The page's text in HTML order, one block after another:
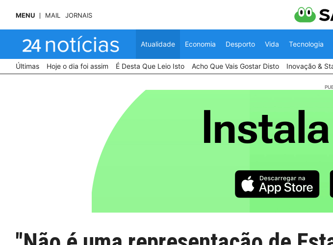
MENU MAIL JORNAIS
Atualidade Economia Desporto Vida Tecnologia
Últimas Hoje o dia foi assim É Desta Que Leio Isto Acho Que Vais Gostar Disto Inovação &